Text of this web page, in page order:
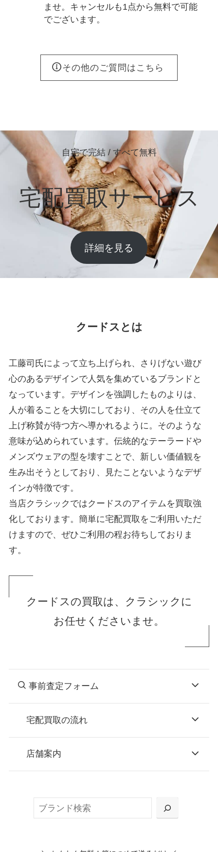
ませ。キャンセルも1点から無料で可能
でございます。
その他のご質問はこちら
自宅で完結 / すべて無料
宅配買取サービス
詳細を見る
クードスとは
工藤司氏によって立ち上げられ、さりげない遊び
心のあるデザインで人気を集めているブランドと
なっています。デザインを強調したものよりは、
人が着ることを大切にしており、その人を仕立て
上げ称賛が待つ方へ導かれるように。そのような
意味が込められています。伝統的なテーラードや
メンズウェアの型を壊すことで、新しい価値観を
生み出そうとしており、見たことないようなデザ
インが特徴です。
当店クラシックではクードスのアイテムを買取強
化しております。簡単に宅配買取をご利用いただ
けますので、ぜひご利用の程お待ちしておりま
す。
クードスの買取は、クラシックに
お任せくださいませ。
事前査定フォーム
宅配買取の流れ
お申込み
または梱包材不要の「集荷申込」からお選び
店舗案内